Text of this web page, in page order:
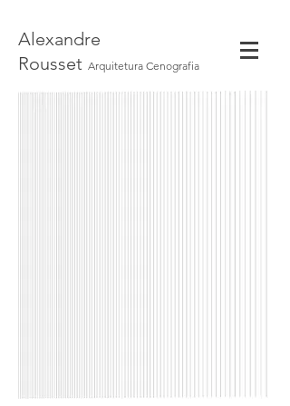
Alexandre
Rousset Arquitetura Cenografia